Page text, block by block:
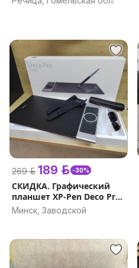
269 р. 189 р. -30%
СКИДКА. Графический
планшет XP-Pen Deco Pro
Small (а.46-042970)
Минск, Заводской